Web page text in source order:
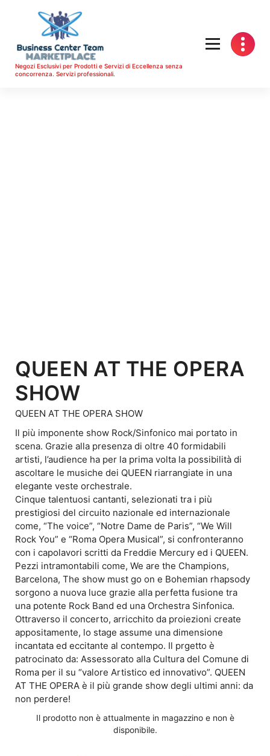
contenuto
Negozi Esclusivi per Prodotti e Servizi di Eccellenza senza
concorrenza. Servizi professionali.
QUEEN AT THE OPERA
SHOW
QUEEN AT THE OPERA SHOW
Il più imponente show Rock/Sinfonico mai portato in
scena. Grazie alla presenza di oltre 40 formidabili
artisti, l’audience ha per la prima volta la possibilità di
ascoltare le musiche dei QUEEN riarrangiate in una
elegante veste orchestrale.
Cinque talentuosi cantanti, selezionati tra i più
prestigiosi del circuito nazionale ed internazionale
come, “The voice”, “Notre Dame de Paris”, “We Will
Rock You” e “Roma Opera Musical”, si confronteranno
con i capolavori scritti da Freddie Mercury ed i QUEEN.
Pezzi intramontabili come, We are the Champions,
Barcelona, The show must go on e Bohemian rhapsody
sorgono a nuova luce grazie alla perfetta fusione tra
una potente Rock Band ed una Orchestra Sinfonica.
Ottraverso il concerto, arricchito da proiezioni create
appositamente, lo stage assume una dimensione
incantata ed eccitante al contempo. Il prgetto è
patrocinato da: Assessorato alla Cultura del Comune di
Roma per il su “valore Artistico ed innovativo”. QUEEN
AT THE OPERA è il più grande show degli ultimi anni: da
non perdere!
Il prodotto non è attualmente in magazzino e non è
disponibile.